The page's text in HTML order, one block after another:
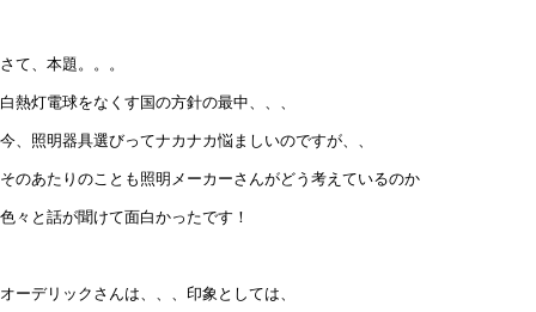
さて、本題。。。
白熱灯電球をなくす国の方針の最中、、、
今、照明器具選びってナカナカ悩ましいのですが、、
そのあたりのことも照明メーカーさんがどう考えているのか
色々と話が聞けて面白かったです！
オーデリックさんは、、、印象としては、